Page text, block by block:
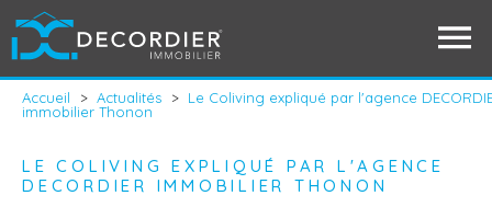
Accueil > Actualités > Le Coliving expliqué par l'agence
immobilier Thonon
LE COLIVING EXPLIQUÉ PAR L'AGENCE
DECORDIER IMMOBILIER THONON